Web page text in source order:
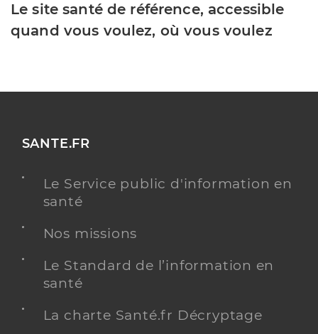
Le site santé de référence, accessible
quand vous voulez, où vous voulez
SANTE.FR
Le Service public d'information en
santé
Nos missions
Le Standard de l’information en
santé
La charte Santé.fr Décryptage